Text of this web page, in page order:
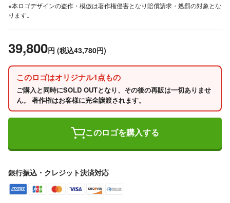
※本ロゴデザインの盗作・模倣は著作権侵害となり賠償請求・処罰の対象とな
ります。
39,800円 (税込43,780円)
このロゴはオリジナル1点もの
ご購入と同時にSOLD OUTとなり、その後の再販は一切ありませ
ん。 著作権はお客様に完全譲渡されます。
このロゴを購入する
銀行振込・クレジット決済対応